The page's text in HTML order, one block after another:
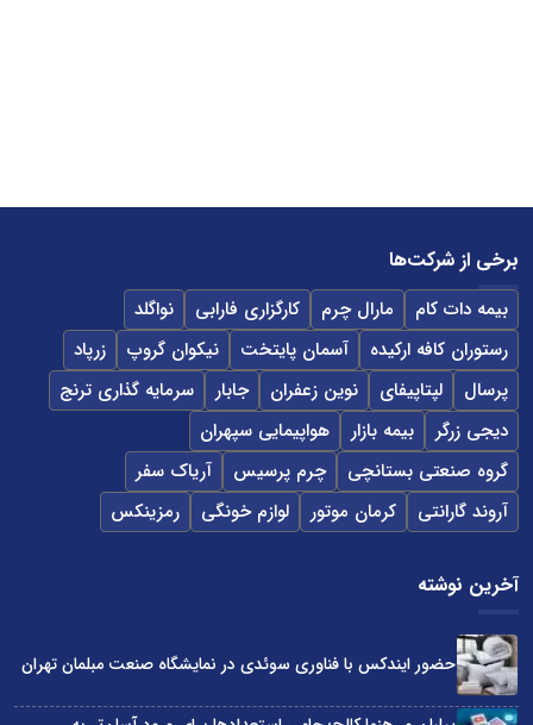
برخی از شرکت‌ها
بیمه دات کام مارال چرم کارگزاری فارابی
نواگلد
رستوران کافه ارکیده
آسمان پایتخت نیکوان گروپ
زرپاد
پرسال
لپتاپیفای نوین زعفران جابار
سرمایه گذاری ترنج
دیجی زرگر
بیمه بازار
هواپیمایی سپهران
گروه صنعتی بستانچی
چرم پرسیس
آریاک سفر
آروند گارانتی
کرمان موتور لوازم خونگی رمزینکس
آخرین نوشته
حضور ایندکس با فناوری سوئدی در نمایشگاه صنعت مبلمان تهران